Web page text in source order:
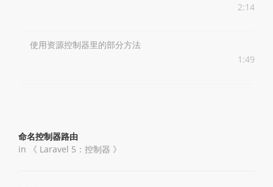
2:14
使用资源控制器里的部分方法
1:49
命名控制器路由
in 《 Laravel 5：控制器 》